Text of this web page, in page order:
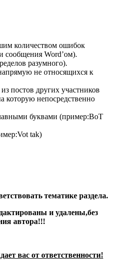
количеством ошибок
сообщения Word’ом).
разумного).
не относящихся к
постов других участников
которую непосредственно
буквами (пример:ВоТ
tak)
тематике раздела.
и удалены,без
автора!!!
вас от ответственности!